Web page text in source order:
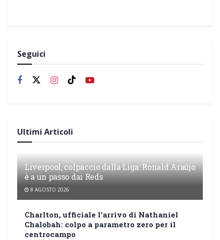
Seguici
Ultimi Articoli
Liverpool, colpaccio dalla Liga: Ronald Araújo
è a un passo dai Reds
8 AGOSTO 2026
Charlton, ufficiale l’arrivo di Nathaniel
Chalobah: colpo a parametro zero per il
centrocampo